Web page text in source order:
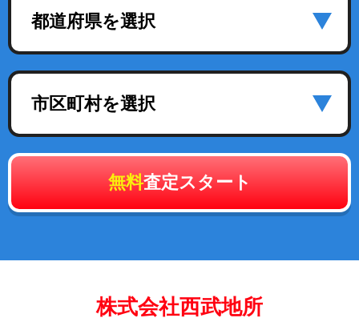
都道府県を選択
市区町村を選択
無料査定スタート
株式会社西武地所